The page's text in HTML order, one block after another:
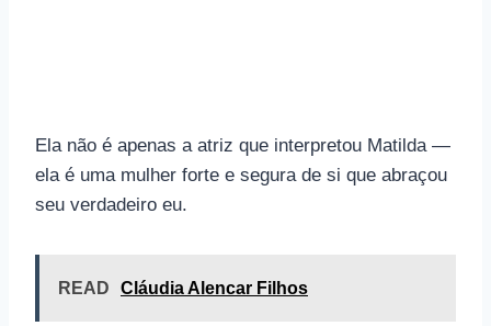
Ela não é apenas a atriz que interpretou Matilda —
ela é uma mulher forte e segura de si que abraçou
seu verdadeiro eu.
READ Cláudia Alencar Filhos